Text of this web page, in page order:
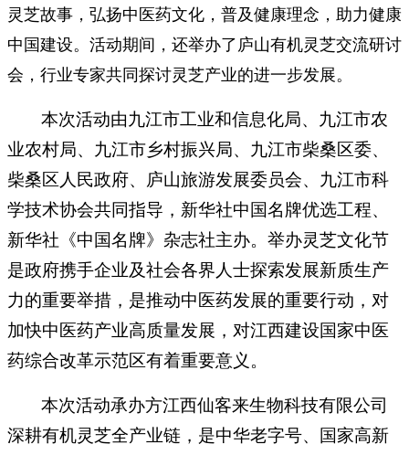
灵芝故事，弘扬中医药文化，普及健康理念，助力健康
中国建设。 活动期间，还举办了庐山有机灵芝交流研讨
会，行业专家共同探讨灵芝产业的进一步发展。
本次活动由九江市工业和信息化局、九江市农
业农村局、九江市乡村振兴局、九江市柴桑区委、
柴桑区人民政府、庐山旅游发展委员会、九江市科
学技术协会共同指导，新华社中国名牌优选工程、
新华社《中国名牌》杂志社主办。举办灵芝文化节
是政府携手企业及社会各界人士探索发展新质生产
力的重要举措，是推动中医药发展的重要行动，对
加快中医药产业高质量发展，对江西建设国家中医
药综合改革示范区有着重要意义。
本次活动承办方江西仙客来生物科技有限公司
深耕有机灵芝全产业链，是中华老字号、国家高新